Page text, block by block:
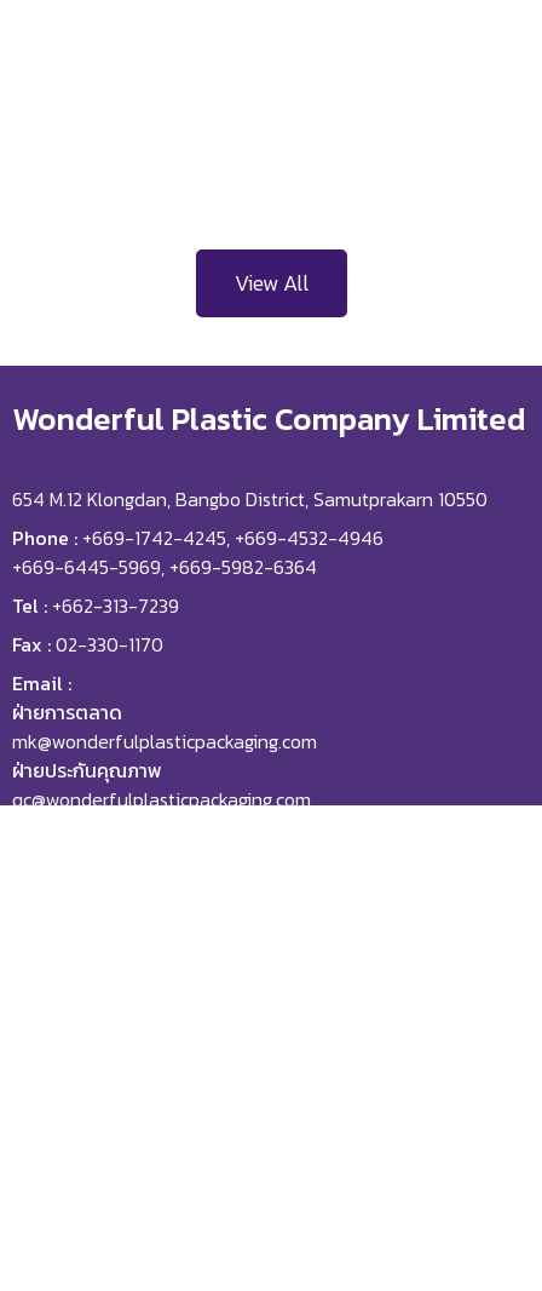
View All
Wonderful Plastic Company Limited
654 M.12 Klongdan, Bangbo District, Samutprakarn 10550
Phone : +669-1742-4245, +669-4532-4946
+669-6445-5969, +669-5982-6364
Tel : +662-313-7239
Fax :02-330-1170
Email :
ฝ่ายการตลาด
mk@wonderfulplasticpackaging.com
ฝ่ายประกันคุณภาพ
qc@wonderfulplasticpackaging.com